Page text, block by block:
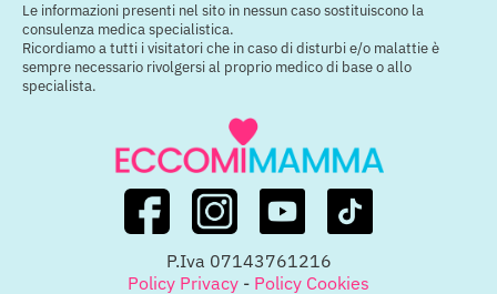
Le informazioni presenti nel sito in nessun caso sostituiscono la
consulenza medica specialistica.
Ricordiamo a tutti i visitatori che in caso di disturbi e/o malattie è
sempre necessario rivolgersi al proprio medico di base o allo
specialista.
P.Iva 07143761216
Policy Privacy - Policy Cookies